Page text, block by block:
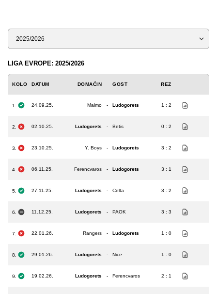
Sezona
LIGA EVROPE: 2025/2026
KOLO DATUM DOMAĆIN GOST REZ
1. 24.09.25. Malmo - Ludogorets 1 : 2
2. 02.10.25. Ludogorets - Betis 0 : 2
3. 23.10.25. Y. Boys - Ludogorets 3 : 2
4. 06.11.25. Ferencvaros - Ludogorets 3 : 1
5. 27.11.25. Ludogorets - Celta 3 : 2
6. 11.12.25. Ludogorets - PAOK 3 : 3
7. 22.01.26. Rangers - Ludogorets 1 : 0
8. 29.01.26. Ludogorets - Nice 1 : 0
9. 19.02.26. Ludogorets - Ferencvaros 2 : 1